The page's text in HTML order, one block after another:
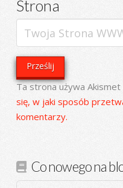
Strona
Ta strona używa
się, w jaki sposób
komentarzy.
Co nowego na